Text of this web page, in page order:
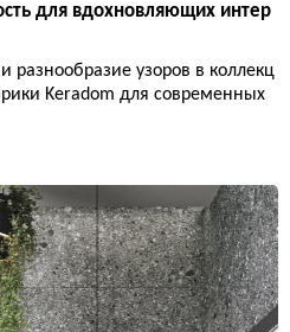
для вдохновляющих интер
разнообразие узоров в коллекц
Keradom для современных